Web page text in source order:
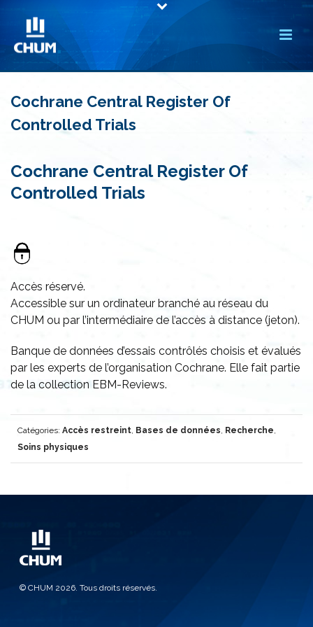
Cochrane Central Register Of
Controlled Trials
Cochrane Central Register Of
Controlled Trials
Accès réservé.
Accessible sur un ordinateur branché au réseau du
CHUM ou par l’intermédiaire de l’accès à distance (jeton).
Banque de données d’essais contrôlés choisis et évalués
par les experts de l’organisation Cochrane. Elle fait partie
de la collection EBM-Reviews.
Catégories: Accès restreint, Bases de données, Recherche,
Soins physiques
© CHUM 2026. Tous droits réservés.